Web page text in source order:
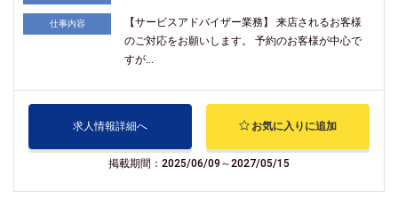
仕事内容
【サービスアドバイザー業務】 来店されるお客様
のご対応をお願いします。 予約のお客様が中心で
すが...
求人情報詳細へ お気に入りに追加
掲載期間：2025/06/09～2027/05/15